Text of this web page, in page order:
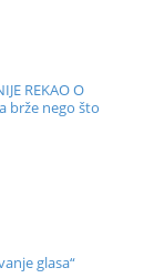
REKAO O
brže nego što
glasa“